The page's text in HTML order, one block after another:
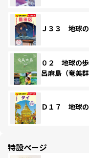
Ｊ３３ 地球
０２ 地球の
呂麻島（奄美
Ｄ１７ 地球
特設ページ